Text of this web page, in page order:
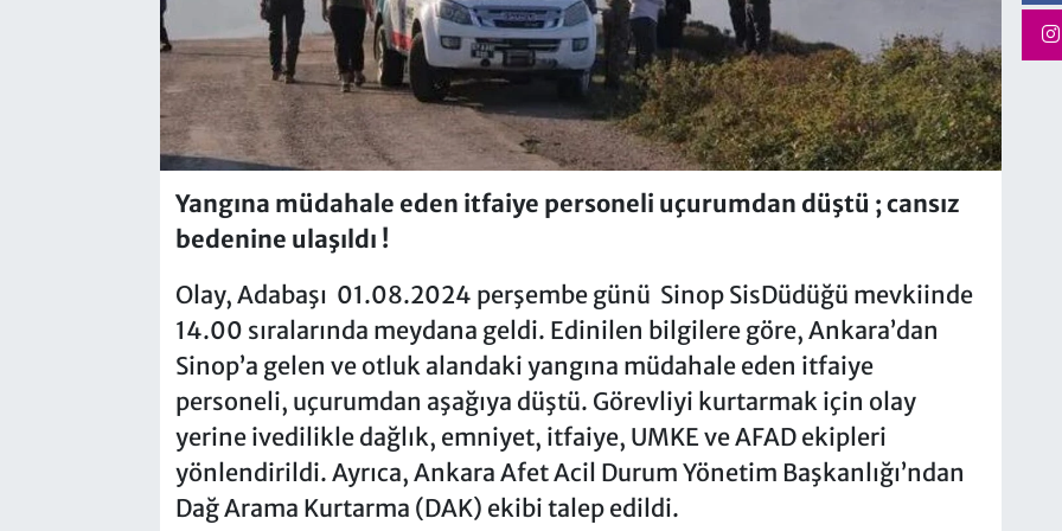
Yangına müdahale eden itfaiye personeli uçurumdan düştü ; cansız
bedenine ulaşıldı !
Olay, Adabaşı 01.08.2024 perşembe günü Sinop SisDüdüğü mevkiinde
14.00 sıralarında meydana geldi. Edinilen bilgilere göre, Ankara’dan
Sinop’a gelen ve otluk alandaki yangına müdahale eden itfaiye
personeli, uçurumdan aşağıya düştü. Görevliyi kurtarmak için olay
yerine ivedilikle dağlık, emniyet, itfaiye, UMKE ve AFAD ekipleri
yönlendirildi. Ayrıca, Ankara Afet Acil Durum Yönetim Başkanlığı’ndan
Dağ Arama Kurtarma (DAK) ekibi talep edildi.